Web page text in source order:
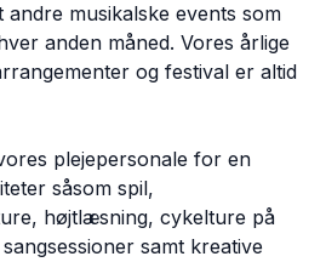
musikalske events som
anden måned. Vores årlige
og festival er altid
plejepersonale for en
såsom spil,
højtlæsning, cykelture på
samt kreative